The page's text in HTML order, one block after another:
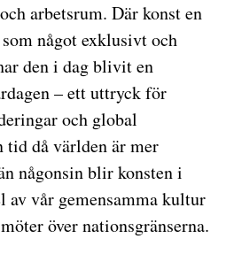
arbetsrum. Där konst en
något exklusivt och
den i dag blivit en
– ett uttryck för
och global
tid då världen är mer
någonsin blir konsten i
av vår gemensamma kultur
över nationsgränserna.